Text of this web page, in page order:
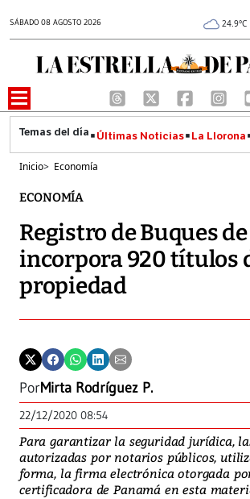
SÁBADO 08 AGOSTO 2026 24.9°C
Últimas Noticias La Llorona
Inicio> Economía
ECONOMÍA
Registro de Buques
incorpora 920 títulos
propiedad
PorMirta Rodríguez P.
22/12/2020 08:54
Para garantizar la seguridad jurídica,
autorizadas por notarios públicos,
forma, la firma electrónica otorgada
certificadora de Panamá en esta